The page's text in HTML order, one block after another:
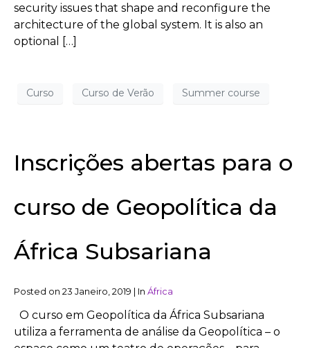
security issues that shape and reconfigure the
architecture of the global system. It is also an
optional […]
Curso Curso de Verão Summer course
Inscrições abertas para o
curso de Geopolítica da
África Subsariana
Posted on 23 Janeiro, 2019 In África
O curso em Geopolítica da África Subsariana
utiliza a ferramenta de análise da Geopolítica – o